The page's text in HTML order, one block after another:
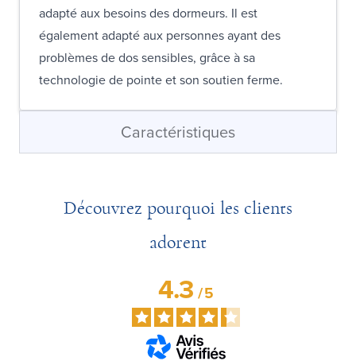
adapté aux besoins des dormeurs. Il est
également adapté aux personnes ayant des
problèmes de dos sensibles, grâce à sa
technologie de pointe et son soutien ferme.
Caractéristiques
Découvrez pourquoi les clients
adorent
4.3/5